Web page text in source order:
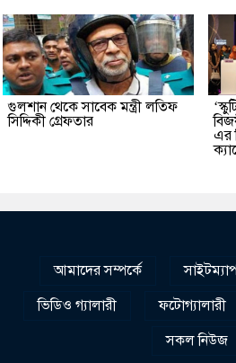
গুলশান থেকে সাবেক মন্ত্রী লতিফ
সিদ্দিকী গ্রেফতার
এর
আমাদের সম্পর্কে
ভিডিও গ্যালারী
ফটোগ্যালারী
সকল নিউজ